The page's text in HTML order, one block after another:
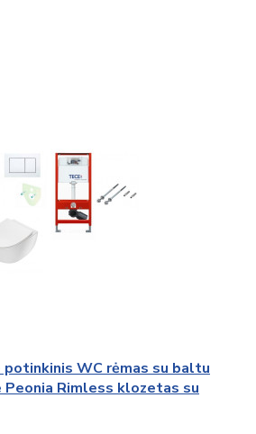
WC rėmas su baltu
Rimless klozetas su